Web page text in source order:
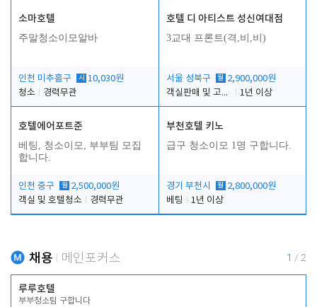
소마호텔
주말청소이모알바
인천 미추홀구 시 10,030원
청소
경력무관
호텔 디 아티스트 성신여대점
3교대 프론트(격,비,비)
서울 성북구 월 2,900,000원
객실판매 및 고객응대
1년 이상
호텔에어포트준
베팅, 청소이모, 부부팀 모집
합니다.
인천 중구 월 2,500,000원
객실 및 호텔청소
경력무관
부천호텔 키노
급구 청소이모 1명 구합니다.
경기 부천시 월 2,800,000원
베팅
1년 이상
채용 메인포커스 1 / 2
루루호텔
부부청소팀 구합니다